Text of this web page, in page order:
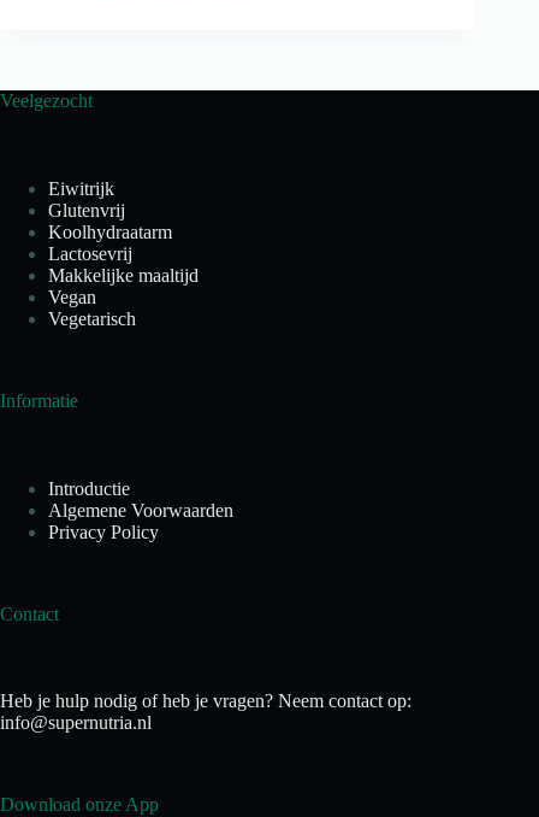
Veelgezocht
Eiwitrijk
Glutenvrij
Koolhydraatarm
Lactosevrij
Makkelijke maaltijd
Vegan
Vegetarisch
Informatie
Introductie
Algemene Voorwaarden
Privacy Policy
Contact
Heb je hulp nodig of heb je vragen? Neem contact op:
info@supernutria.nl
Download onze App